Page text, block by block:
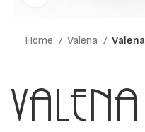
Home Valena Valena
Valena